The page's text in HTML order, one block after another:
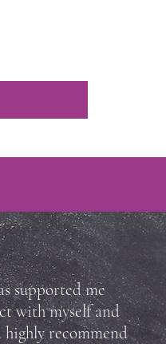
supported me
with myself and
recommend